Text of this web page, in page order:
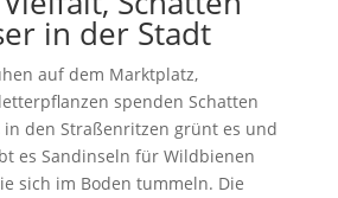
in der Stadt
auf dem Marktplatz,
spenden Schatten
in den Straßenritzen grünt es und
es Sandinseln für Wildbienen
sich im Boden tummeln. Die